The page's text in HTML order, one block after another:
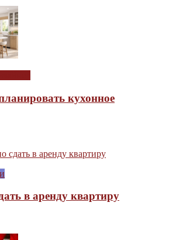
кухонное
в аренду квартиру